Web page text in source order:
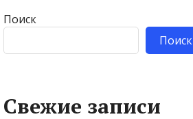
Поиск
Поиск
Свежие записи